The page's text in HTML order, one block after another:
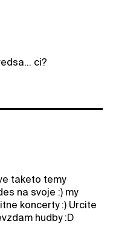
ci?
taketo temy
na svoje :) my
koncerty :) Urcite
hudby :D